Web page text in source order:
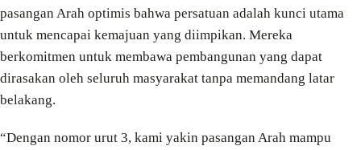
pasangan Arah optimis bahwa persatuan adalah kunci utama
untuk mencapai kemajuan yang diimpikan. Mereka
berkomitmen untuk membawa pembangunan yang dapat
dirasakan oleh seluruh masyarakat tanpa memandang latar
belakang.
“Dengan nomor urut 3, kami yakin pasangan Arah mampu